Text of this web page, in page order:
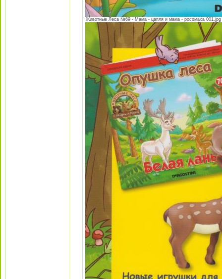
Животные Леса №69 - Мама - цапля и мама - росомаха 001.jpg